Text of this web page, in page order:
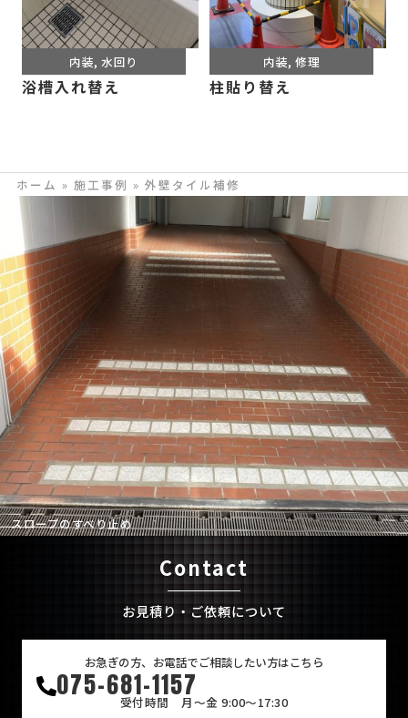
内装,水回り
浴槽入れ替え
内装, 修理
柱貼り替え
ホーム » 施工事例 » 外壁タイル補修
スロープのすべり止め
Contact
お見積り・ご依頼について
お急ぎの方、お電話でご相談したい方はこちら
075-681-1157
受付時間 月～金 9:00～17:30